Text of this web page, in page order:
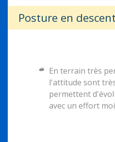
Posture en
En terrain très
l'attitude sont
permettent
avec un effort